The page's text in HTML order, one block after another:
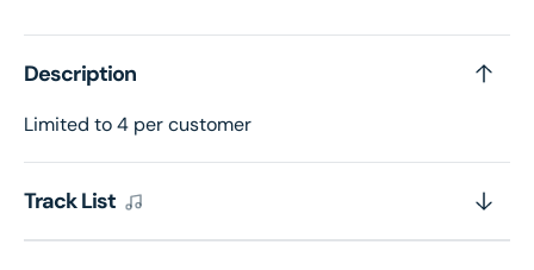
Description
Limited to 4 per customer
Track List